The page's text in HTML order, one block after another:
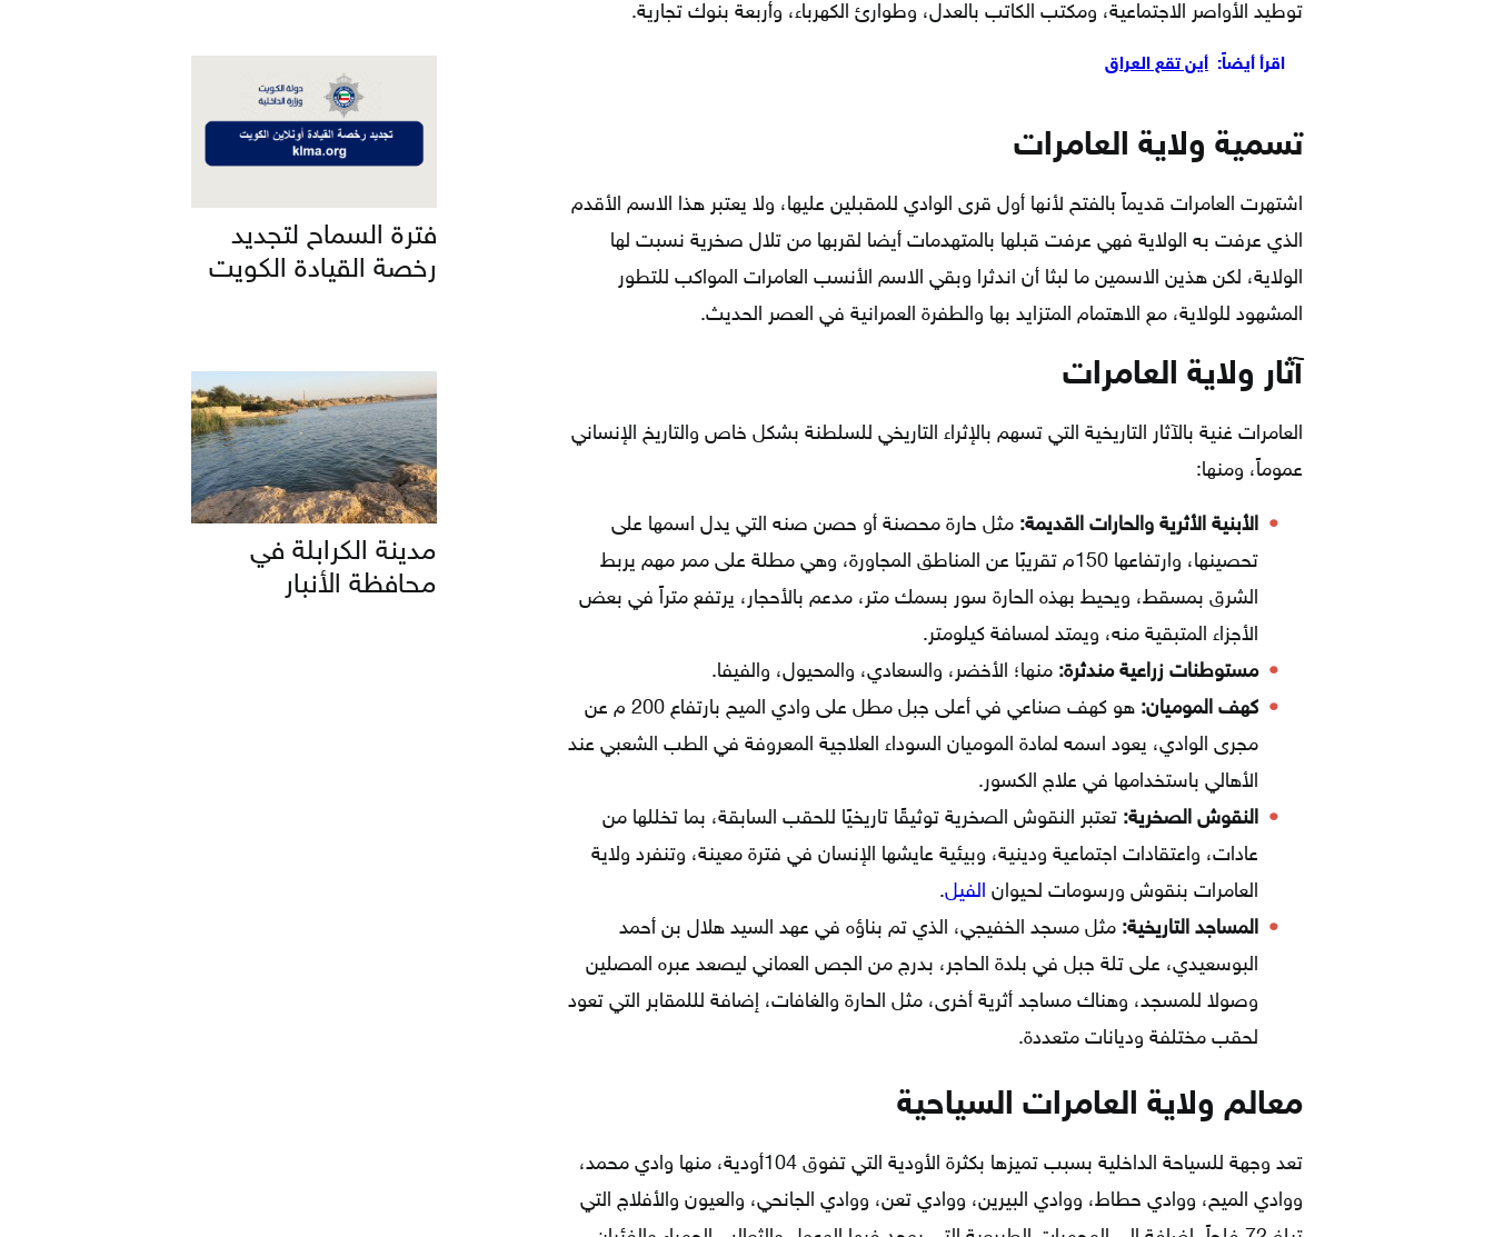
توطيد الأواصر الاجتماعية، ومكتب الكاتب بالعدل، وطوارئ الكهرباء، وأربعة بنوك تجارية.
اقرأ أيضاً: أين تقع العراق
تسمية ولاية العامرات
اشتهرت العامرات قديماً بالفتح لأنها أول قرى الوادي للمقبلين عليها، ولا يعتبر هذا الاسم الأقدم
الذي عرفت به الولاية فهي عرفت قبلها بالمتهدمات أيضا لقربها من تلال صخرية نسبت لها
الولاية، لكن هذين الاسمين ما لبثا أن اندثرا وبقي الاسم الأنسب العامرات المواكب للتطور
المشهود للولاية، مع الاهتمام المتزايد بها والطفرة العمرانية في العصر الحديث.
آثار ولاية العامرات
العامرات غنية بالآثار التاريخية التي تسهم بالإثراء التاريخي للسلطنة بشكل خاص والتاريخ الإنساني
عموماً، ومنها:
الأبنية الأثرية والحارات القديمة: مثل حارة محصنة أو حصن صنه التي يدل اسمها على
تحصينها، وارتفاعها 150م تقريبًا عن المناطق المجاورة، وهي مطلة على ممر مهم يربط
الشرق بمسقط، ويحيط بهذه الحارة سور بسمك متر، مدعم بالأحجار، يرتفع متراً في بعض
الأجزاء المتبقية منه، ويمتد لمسافة كيلومتر.
مستوطنات زراعية مندثرة: منها؛ الأخضر، والسعادي، والمحيول، والفيفا.
كهف الموميان:
هو كهف صناعي في أعلى جبل مطل على وادي الميح بارتفاع 200 م عن
مجرى الوادي، يعود اسمه لمادة الموميان السوداء العلاجية المعروفة في الطب الشعبي عند
الأهالي باستخدامها في علاج الكسور.
النقوش الصخرية: تعتبر النقوش الصخرية توثيقًا تاريخيًا للحقب السابقة، بما تخللها من
عادات، واعتقادات اجتماعية ودينية، وبيئية عايشها الإنسان في فترة معينة، وتنفرد ولاية
العامرات بنقوش ورسومات لحيوان الفيل.
المساجد التاريخية: مثل مسجد الخفيجي، الذي تم بناؤه في عهد السيد هلال بن أحمد
البوسعيدي، على تلة جبل في بلدة الحاجر، بدرج من الجص العماني ليصعد عبره المصلين
وصولا للمسجد، وهناك مساجد أثرية أخرى، مثل الحارة والغافات، إضافة لللمقابر التي تعود
لحقب مختلفة وديانات متعددة.
معالم ولاية العامرات السياحية
تعد وجهة للسياحة الداخلية بسبب تميزها بكثرة الأودية التي تفوق 104أودية، منها وادي محمد،
ووادي الميح، ووادي حطاط، ووادي البيرين، ووادي تعن، ووادي الجانحي، والعيون والأفلاج التي
فترة السماح لتجديد
رخصة القيادة الكويت
مدينة الكرابلة في
محافظة الأنبار